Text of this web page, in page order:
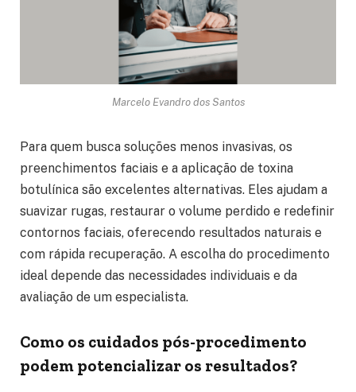
Marcelo Evandro dos Santos
Para quem busca soluções menos invasivas, os
preenchimentos faciais e a aplicação de toxina
botulínica são excelentes alternativas. Eles ajudam a
suavizar rugas, restaurar o volume perdido e redefinir
contornos faciais, oferecendo resultados naturais e
com rápida recuperação. A escolha do procedimento
ideal depende das necessidades individuais e da
avaliação de um especialista.
Como os cuidados pós-procedimento
podem potencializar os resultados?